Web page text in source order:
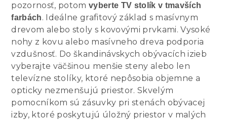
pozornosť, potom vyberte TV stolík v tmavších
farbách. Ideálne grafitový základ s masívnym
drevom alebo stoly s kovovými prvkami. Vysoké
nohy z kovu alebo masívneho dreva podporia
vzdušnosť. Do škandinávskych obývacích izieb
vyberajte väčšinou menšie steny alebo len
televízne stolíky, ktoré nepôsobia objemne a
opticky nezmenšujú priestor. Skvelým
pomocníkom sú zásuvky pri stenách obývacej
izby, ktoré poskytujú úložný priestor v malých